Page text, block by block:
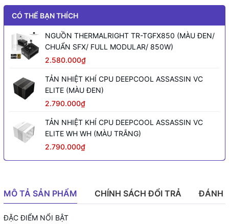
CÓ THỂ BẠN THÍCH
NGUỒN THERMALRIGHT TR-TGFX850 (MÀU ĐEN/
CHUẨN SFX/ FULL MODULAR/ 850W)
2.580.000₫
TẢN NHIỆT KHÍ CPU DEEPCOOL ASSASSIN VC
ELITE (MÀU ĐEN)
2.790.000₫
TẢN NHIỆT KHÍ CPU DEEPCOOL ASSASSIN VC
ELITE WH WH (MÀU TRẮNG)
2.790.000₫
MÔ TẢ SẢN PHẨM CHÍNH SÁCH ĐỔI TRẢ ĐÁNH
ĐẶC ĐIỂM NỔI BẬT